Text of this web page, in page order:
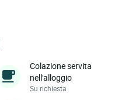
Colazione servita
nell'alloggio
Su richiesta